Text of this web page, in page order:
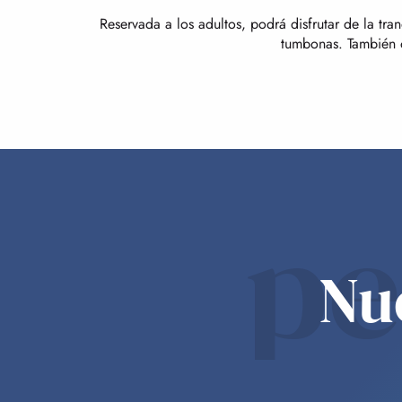
Reservada a los adultos, podrá disfrutar de la
tumbonas.